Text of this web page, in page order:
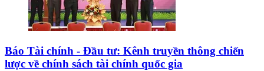
Báo Tài chính - Đầu tư: Kênh truyền thông chiến
lược về chính sách tài chính quốc gia